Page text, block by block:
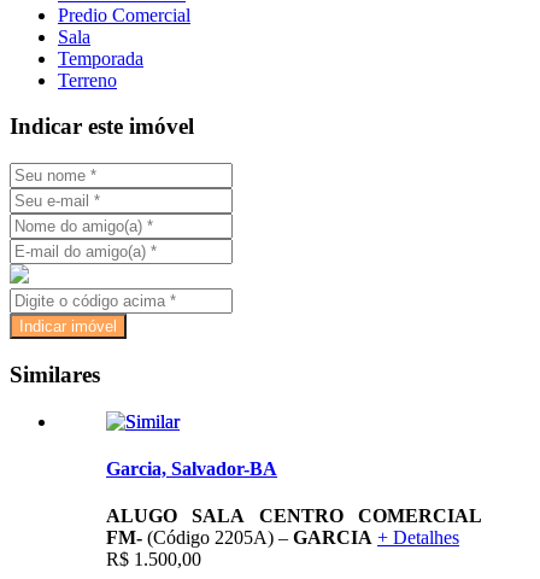
Predio Comercial
Sala
Temporada
Terreno
Indicar este imóvel
Similares
Garcia, Salvador-BA
ALUGO SALA CENTRO COMERCIAL
FM- (Código 2205A) – GARCIA + Detalhes
R$ 1.500,00